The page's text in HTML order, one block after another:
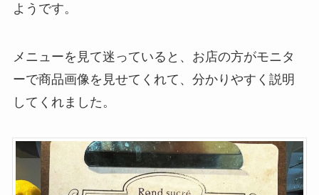
ようです。
メニューを見て迷っていると、お店の方がモニタ
ーで商品画像を見せてくれて、分かりやすく説明
してくれました。